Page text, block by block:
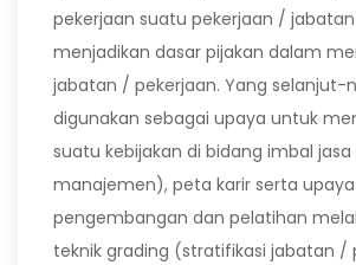
pekerjaan suatu pekerjaan /
menjadikan dasar pijakan dalam
jabatan / pekerjaan. Yang selanjut-
digunakan sebagai upaya untuk
suatu kebijakan di bidang imbal
manajemen), peta karir serta upaya
pengembangan dan pelatihan
teknik grading (stratifikasi jabatan /